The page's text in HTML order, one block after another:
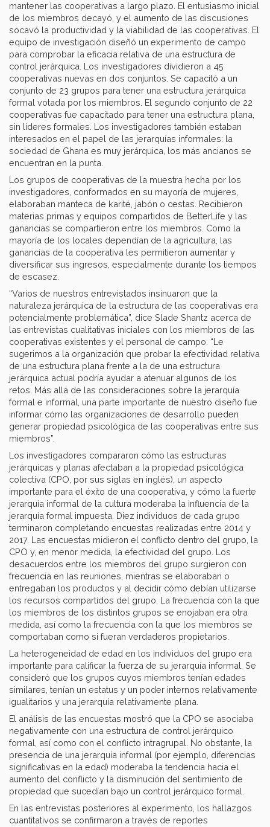
mantener las cooperativas a largo plazo. El entusiasmo inicial
de los miembros decayó, y el aumento de las discusiones
socavó la productividad y la viabilidad de las cooperativas. El
equipo de investigación diseñó un experimento de campo
para comprobar la eficacia relativa de una estructura de
control jerárquica. Los investigadores dividieron a 45
cooperativas nuevas en dos conjuntos. Se capacitó a un
conjunto de 23 grupos para tener una estructura jerárquica
formal votada por los miembros. El segundo conjunto de 22
cooperativas fue capacitado para tener una estructura plana,
sin líderes formales. Los investigadores también estaban
interesados en el papel de las jerarquías informales: la
sociedad de Ghana es muy jerárquica, los más ancianos se
encuentran en la punta.
Los grupos de cooperativas de la muestra hecha por los
investigadores, conformados en su mayoría de mujeres,
elaboraban manteca de karité, jabón o cestas. Recibieron
materias primas y equipos compartidos de BetterLife y las
ganancias se compartieron entre los miembros. Como la
mayoría de los locales dependían de la agricultura, las
ganancias de la cooperativa les permitieron aumentar y
diversificar sus ingresos, especialmente durante los tiempos
de escasez.
“Varios de nuestros entrevistados insinuaron que la
naturaleza jerárquica de la estructura de las cooperativas era
potencialmente problemática”, dice Slade Shantz acerca de
las entrevistas cualitativas iniciales con los miembros de las
cooperativas existentes y el personal de campo. “Le
sugerimos a la organización que probar la efectividad relativa
de una estructura plana frente a la de una estructura
jerárquica actual podría ayudar a atenuar algunos de los
retos. Más allá de las consideraciones sobre la jerarquía
formal e informal, una parte importante de nuestro diseño fue
informar cómo las organizaciones de desarrollo pueden
generar propiedad psicológica de las cooperativas entre sus
miembros”.
Los investigadores compararon cómo las estructuras
jerárquicas y planas afectaban a la propiedad psicológica
colectiva (CPO, por sus siglas en inglés), un aspecto
importante para el éxito de una cooperativa, y cómo la fuerte
jerarquía informal de la cultura moderaba la influencia de la
jerarquía formal impuesta. Diez individuos de cada grupo
terminaron completando encuestas realizadas entre 2014 y
2017. Las encuestas midieron el conflicto dentro del grupo, la
CPO y, en menor medida, la efectividad del grupo. Los
desacuerdos entre los miembros del grupo surgieron con
frecuencia en las reuniones, mientras se elaboraban o
entregaban los productos y al decidir cómo debían utilizarse
los recursos compartidos del grupo. La frecuencia con la que
los miembros de los distintos grupos se enojaban era otra
medida, así como la frecuencia con la que los miembros se
comportaban como si fueran verdaderos propietarios.
La heterogeneidad de edad en los individuos del grupo era
importante para calificar la fuerza de su jerarquía informal. Se
consideró que los grupos cuyos miembros tenían edades
similares, tenían un estatus y un poder internos relativamente
igualitarios y una jerarquía relativamente plana.
El análisis de las encuestas mostró que la CPO se asociaba
negativamente con una estructura de control jerárquico
formal, así como con el conflicto intragrupal. No obstante, la
presencia de una jerarquía informal (por ejemplo, diferencias
significativas en la edad) moderaba la tendencia hacia el
aumento del conflicto y la disminución del sentimiento de
propiedad que sucedían bajo un control jerárquico formal.
En las entrevistas posteriores al experimento, los hallazgos
cuantitativos se confirmaron a través de reportes